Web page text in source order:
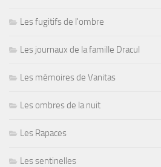
Les fugitifs de l'ombre
Les journaux de la famille Dracul
Les mémoires de Vanitas
Les ombres de la nuit
Les Rapaces
Les sentinelles